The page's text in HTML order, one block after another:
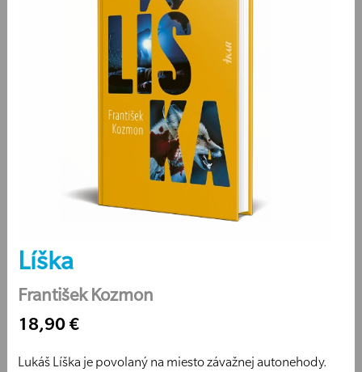
Líška
František Kozmon
18,90 €
Lukáš Líška je povolaný na miesto závažnej autonehody.